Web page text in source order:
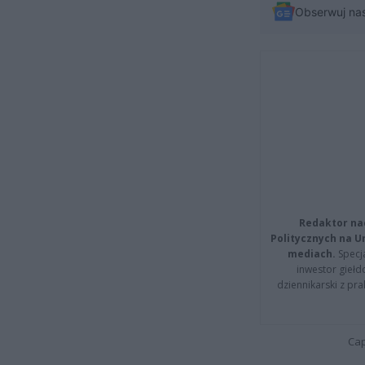
Obserwuj
Redaktor
Politycznych na
mediach.
inwestor
dziennikarski z